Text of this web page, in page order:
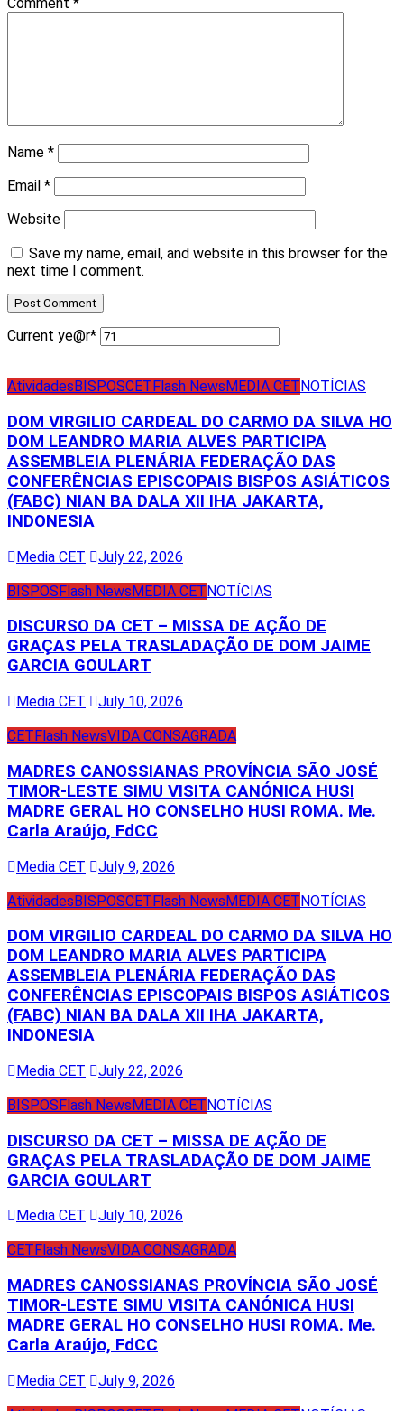
Name *
Email *
Website
Save my name, email, and website in this browser for the
next time I comment.
Current ye@r*
Atividades BISPOSCET Flash News MEDIA CET NOTÍCIAS
DOM VIRGILIO CARDEAL DO CARMO DA SILVA HO
DOM LEANDRO MARIA ALVES PARTICIPA
ASSEMBLEIA PLENÁRIA FEDERAÇÃO DAS
CONFERÊNCIAS EPISCOPAIS BISPOS ASIÁTICOS
(FABC) NIAN BA DALA XII IHA JAKARTA,
INDONESIA
Media CET
July 22, 2026
BISPOSFlash NewsMEDIA CETNOTÍCIAS
DISCURSO DA CET – MISSA DE AÇÃO DE
GRAÇAS PELA TRASLADAÇÃO DE DOM JAIME
GARCIA GOULART
Media CET
July 10, 2026
CETFlash NewsVIDA CONSAGRADA
MADRES CANOSSIANAS PROVÍNCIA SÃO JOSÉ
TIMOR-LESTE SIMU VISITA CANÓNICA HUSI
MADRE GERAL HO CONSELHO HUSI ROMA. Me.
Carla Araújo, FdCC
Media CET
July 9, 2026
AtividadesBISPOSCETFlash NewsMEDIA CETNOTÍCIAS
DOM VIRGILIO CARDEAL DO CARMO DA SILVA HO
DOM LEANDRO MARIA ALVES PARTICIPA
ASSEMBLEIA PLENÁRIA FEDERAÇÃO DAS
CONFERÊNCIAS EPISCOPAIS BISPOS ASIÁTICOS
(FABC) NIAN BA DALA XII IHA JAKARTA,
INDONESIA
Media CET
July 22, 2026
BISPOSFlash NewsMEDIA CETNOTÍCIAS
DISCURSO DA CET – MISSA DE AÇÃO DE
GRAÇAS PELA TRASLADAÇÃO DE DOM JAIME
GARCIA GOULART
Media CET
July 10, 2026
CET Flash NewsVIDA CONSAGRADA
MADRES CANOSSIANAS PROVÍNCIA SÃO JOSÉ
TIMOR-LESTE SIMU VISITA CANÓNICA HUSI
MADRE GERAL HO CONSELHO HUSI ROMA. Me.
Carla Araújo, FdCC
Media CET
July 9, 2026